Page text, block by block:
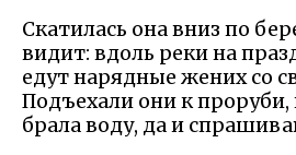
Скатилась она вниз по
видит: вдоль реки на
едут нарядные жених со
Подъехали они к проруби,
брала воду, да и